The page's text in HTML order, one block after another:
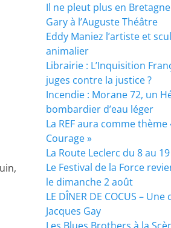
Il ne pleut plus en
Gary à l’Auguste Théâtre
Eddy Maniez l’artiste et
animalier
Librairie : L’Inquisition
juges contre la justice ?
Incendie : Morane 72, un
bombardier d’eau léger
La REF aura comme thème
Courage »
La Route Leclerc du 8 au
Le Festival de la Force
le dimanche 2 août
LE DÎNER DE COCUS –
Jacques Gay